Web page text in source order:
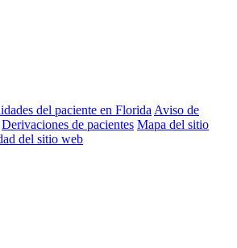
del paciente en Florida Aviso de
Derivaciones de pacientes Mapa del sitio
del sitio web